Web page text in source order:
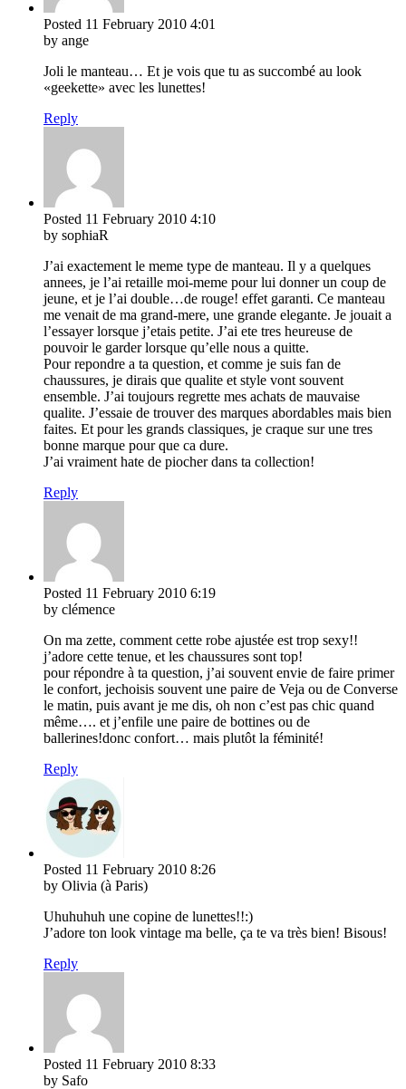
Posted 11 February 2010 4:01
by ange
Joli le manteau… Et je vois que tu as succombé au look
«geekette» avec les lunettes!
Reply
Posted 11 February 2010 4:10
by sophiaR
J’ai exactement le meme type de manteau. Il y a quelques
annees, je l’ai retaille moi-meme pour lui donner un coup de
jeune, et je l’ai double…de rouge! effet garanti. Ce manteau
me venait de ma grand-mere, une grande elegante. Je jouait a
l’essayer lorsque j’etais petite. J’ai ete tres heureuse de
pouvoir le garder lorsque qu’elle nous a quitte.
Pour repondre a ta question, et comme je suis fan de
chaussures, je dirais que qualite et style vont souvent
ensemble. J’ai toujours regrette mes achats de mauvaise
qualite. J’essaie de trouver des marques abordables mais bien
faites. Et pour les grands classiques, je craque sur une tres
bonne marque pour que ca dure.
J’ai vraiment hate de piocher dans ta collection!
Reply
Posted 11 February 2010 6:19
by clémence
On ma zette, comment cette robe ajustée est trop sexy!!
j’adore cette tenue, et les chaussures sont top!
pour répondre à ta question, j’ai souvent envie de faire primer
le confort, jechoisis souvent une paire de Veja ou de Converse
le matin, puis avant je me dis, oh non c’est pas chic quand
même…. et j’enfile une paire de bottines ou de
ballerines!donc confort… mais plutôt la féminité!
Reply
Posted 11 February 2010 8:26
by Olivia (à Paris)
Uhuhuhuh une copine de lunettes!!:)
J’adore ton look vintage ma belle, ça te va très bien! Bisous!
Reply
Posted 11 February 2010 8:33
by Safo